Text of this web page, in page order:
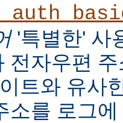
'특별한' 사
전자우편
트와 유사
소를 로그